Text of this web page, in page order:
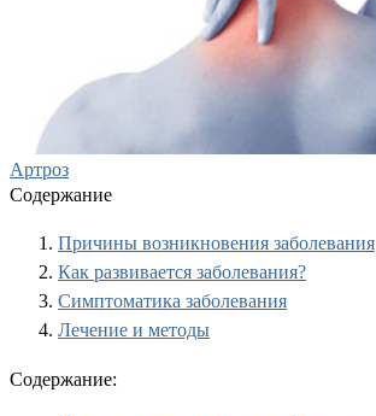
Артроз
Содержание
Причины возникновения заболевания
Как развивается заболевания?
Симптоматика заболевания
Лечение и методы
Содержание: